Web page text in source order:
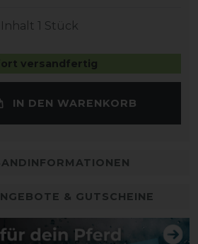
Inhalt 1 Stück
versandfertig
IN DEN WARENKORB
& GUTSCHEINE